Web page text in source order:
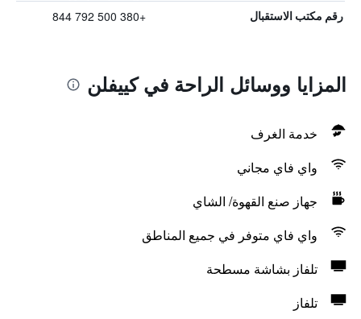
رقم مكتب الاستقبال +380 500 792 844
المزايا ووسائل الراحة في كييفلن
خدمة الغرف
واي فاي مجاني
جهاز صنع القهوة/ الشاي
واي فاي متوفر في جميع المناطق
تلفاز بشاشة مسطحة
تلفاز